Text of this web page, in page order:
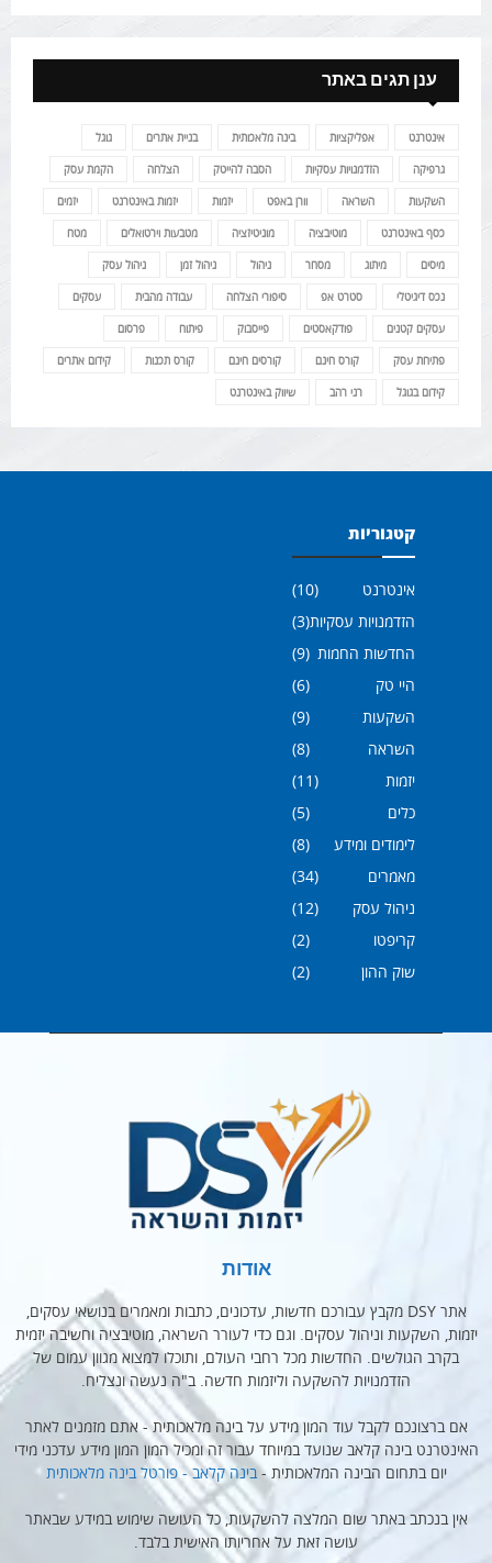
ענן תגים באתר
אינטרנט אפליקציות בינה מלאכותית בניית אתרים גוגל
גרפיקה הזדמנויות עסקיות הסבה להייטק הצלחה הקמת עסק
השקעות השראה וורן באפט יזמות יזמות באינטרנט יזמים
כסף באינטרנט מוטיבציה מוניטיזציה מטבעות וירטואלים מטח
מיסים מיתוג מסחר ניהול ניהול זמן ניהול עסק
נכס דיגיטלי סטרט אפ סיפורי הצלחה עבודה מהבית עסקים
עסקים קטנים פודקאסטים פייסבוק פיתוח פרסום
פתיחת עסק קורס חינם קורסים חינם קורס תכנות קידום אתרים
קידום בגוגל רני רהב שיווק באינטרנט
קטגוריות
אינטרנט
(10)
הזדמנויות עסקיות(3)
החדשות החמות (9)
היי טק
(6)
השקעות
(9)
השראה
(8)
יזמות
(11)
כלים
(5)
לימודים ומידע
(8)
מאמרים
(34)
ניהול עסק
(12)
קריפטו
(2)
שוק ההון
(2)
אודות
אתר DSY מקבץ עבורכם חדשות, עדכונים, כתבות ומאמרים בנושאי עסקים,
יזמות, השקעות וניהול עסקים. וגם כדי לעורר השראה, מוטיבציה וחשיבה יזמית
בקרב הגולשים. החדשות מכל רחבי העולם, ותוכלו למצוא מגוון עמום של
הזדמנויות להשקעה וליזמות חדשה. ב"ה נעשה ונצליח.
אם ברצונכם לקבל עוד המון מידע על בינה מלאכותית - אתם מזמנים לאתר
האינטרנט בינה קלאב שנועד במיוחד עבור זה ומכיל המון המון מידע עדכני מידי
יום בתחום הבינה המלאכותית -בינה קלאב - פורטל בינה מלאכותית
אין בנכתב באתר שום המלצה להשקעות, כל העושה שימוש במידע שבאתר
עושה זאת על אחריותו האישית בלבד.